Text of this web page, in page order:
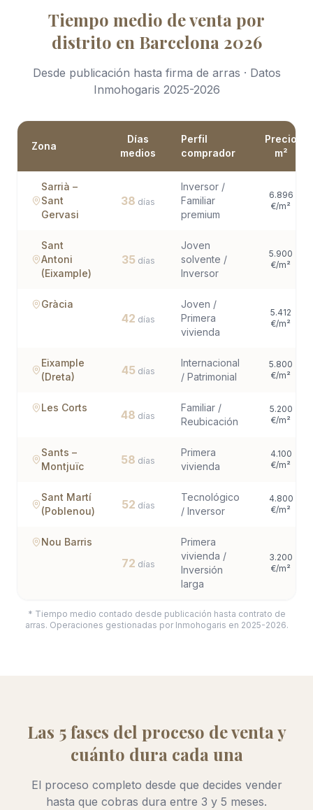
Tiempo medio de venta por
distrito en Barcelona 2026
Desde publicación hasta firma de arras · Datos
Inmohogaris 2025-2026
Zona
Días
medios
Perfil
comprador
Precio
m²
Sarrià –
Sant
Gervasi
38 días
Inversor /
Familiar
premium
6.896
€/m²
Sant
Antoni
(Eixample)
35días
Joven
solvente /
Inversor
5.900
€/m²
Gràcia
42 días
Joven /
Primera
vivienda
5.412
€/m²
Eixample
(Dreta)
45días
Internacional
/ Patrimonial
5.800
€/m²
Les Corts
48 días
Familiar /
Reubicación
5.200
€/m²
Sants –
Montjuïc
58 días
Primera
vivienda
4.100
€/m²
Sant Martí
(Poblenou)
52 días
Tecnológico
/ Inversor
4.800
€/m²
Nou Barris
72 días
Primera
vivienda /
Inversión
larga
3.200
€/m²
* Tiempo medio contado desde publicación hasta contrato de
arras. Operaciones gestionadas por Inmohogaris en 2025-2026.
Las 5 fases del proceso de venta y
cuánto dura cada una
El proceso completo desde que decides vender
hasta que cobras dura entre 3 y 5 meses.